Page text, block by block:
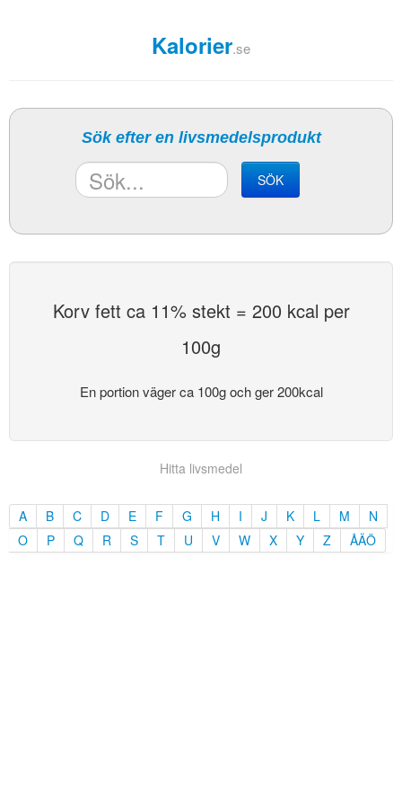
Kalorier.se
Sök efter en livsmedelsprodukt
SÖK
Korv fett ca 11% stekt = 200 kcal per
100g
En portion väger ca 100g och ger 200kcal
Hitta livsmedel
A B C D E F G H I J K L M
N
O
P Q R S T U V W X Y Z ÅÄÖ